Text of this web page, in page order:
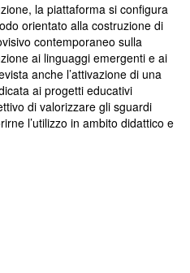
la piattaforma si configura
orientato alla costruzione di
contemporaneo sulla
ai linguaggi emergenti e ai
anche l’attivazione di una
ai progetti educativi
di valorizzare gli sguardi
l’utilizzo in ambito didattico e